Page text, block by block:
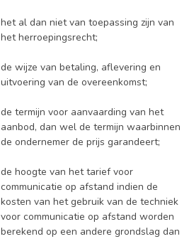
het al dan niet van toepassing zijn van
het herroepingsrecht;
de wijze van betaling, aflevering en
uitvoering van de overeenkomst;
de termijn voor aanvaarding van het
aanbod, dan wel de termijn waarbinnen
de ondernemer de prijs garandeert;
de hoogte van het tarief voor
communicatie op afstand indien de
kosten van het gebruik van de techniek
voor communicatie op afstand worden
berekend op een andere grondslag dan